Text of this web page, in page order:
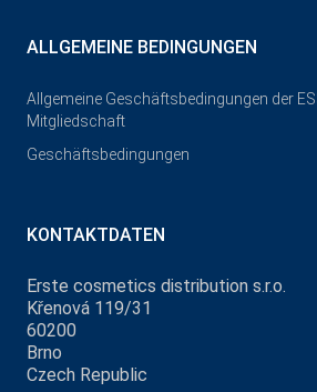
ALLGEMEINE BEDINGUNGEN
Allgemeine Geschäftsbedingungen der
Mitgliedschaft
Geschäftsbedingungen
KONTAKTDATEN
Erste cosmetics distribution s.r.o.
Křenová 119/31
60200
Brno
Czech Republic